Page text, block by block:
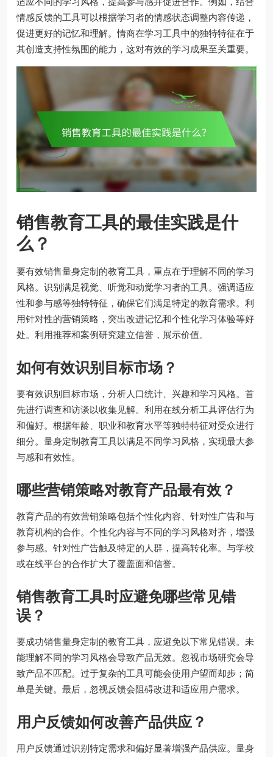
情感反馈的工具可以根据学习者的情感状态调整内容传递，
促进更好的记忆和理解。情商在学习工具中的独特特征在于
其创造支持性氛围的能力，这对有效的学习成果至关重要。
销售教育工具的最佳实践是什
么？
要有效销售量身定制的教育工具，重点在于理解不同的学习
风格。识别满足视觉、听觉和动觉学习者的工具。强调适应
性和参与感等独特特征，确保它们满足特定的教育需求。利
用针对性的营销策略，突出改进记忆和个性化学习体验等好
处。利用推荐和案例研究建立信誉，展示价值。
如何有效识别目标市场？
要有效识别目标市场，分析人口统计、兴趣和学习风格。首
先进行调查和访谈以收集见解。利用在线分析工具评估行为
和偏好。根据年龄、职业和教育水平等独特特征对受众进行
细分。量身定制教育工具以满足不同学习风格，实现最大参
与感和有效性。
哪些营销策略对教育产品最有效？
教育产品的有效营销策略包括个性化内容、针对性广告和与
教育机构的合作。个性化内容与不同的学习风格对齐，增强
参与感。针对性广告触及特定的人群，提高转化率。与学校
或在线平台的合作扩大了覆盖面和信誉。
销售教育工具时应避免哪些常见错
误？
要成功销售量身定制的教育工具，应避免以下常见错误。未
能理解不同的学习风格会导致产品无效。忽视市场研究会导
致产品不匹配。过于复杂的工具可能会使用户望而却步；简
单是关键。最后，忽视反馈会阻碍改进和适应用户需求。
用户反馈如何改善产品供应？
用户反馈通过识别特定需求和偏好显著增强产品供应。量身